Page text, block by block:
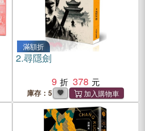
滿額折
2.尋隱劍
9
378
庫存：5